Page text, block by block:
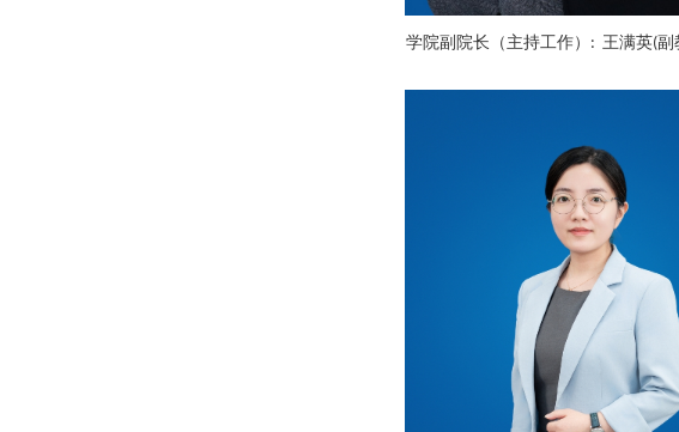
学院副院长（主持工作） : 王满英(副